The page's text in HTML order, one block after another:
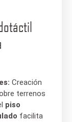
Creación
terrenos
piso
facilita